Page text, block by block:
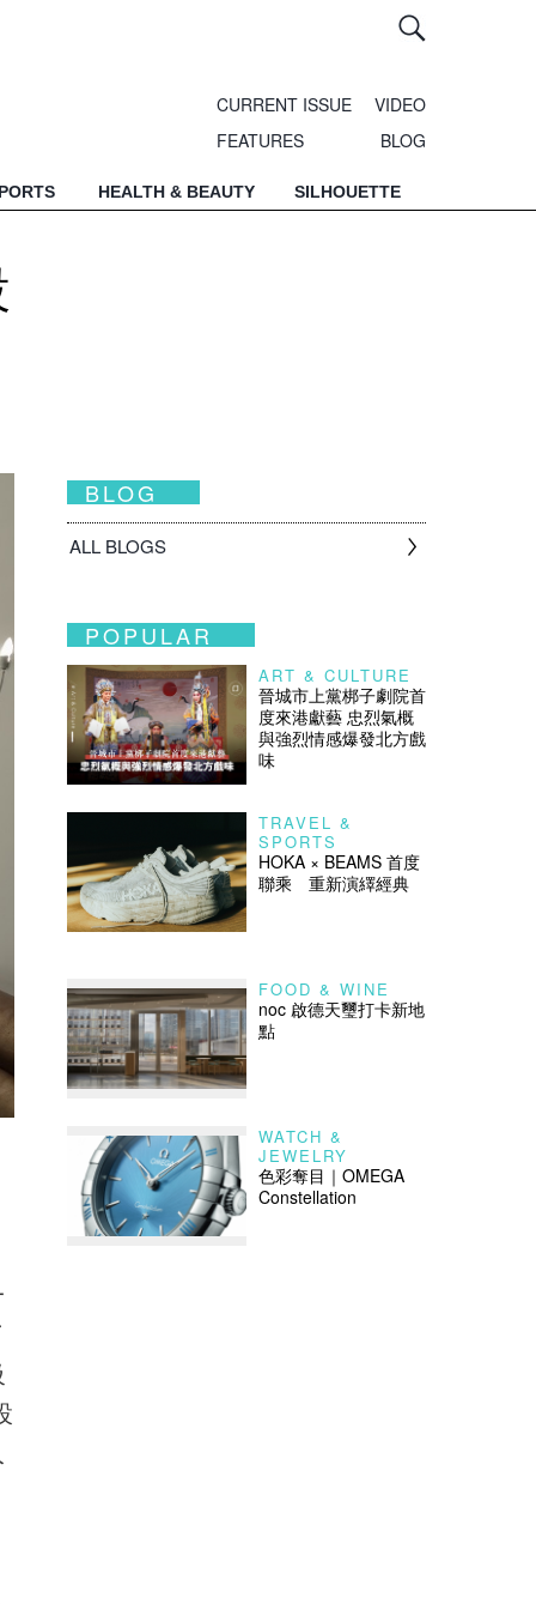
CURRENT ISSUE
VIDEO
FEATURES
BLOG
HEALTH & BEAUTY SILHOUETTE
BLOG
ALL BLOGS
POPULAR
ART & CULTURE
晉城市上黨梆子劇院首
度來港獻藝 忠烈氣概
與強烈情感爆發北方戲
味
TRAVEL &
SPORTS
HOKA × BEAMS 首度
聯乘 重新演繹經典
FOOD & WINE
noc 啟德天璽打卡新地
點
WATCH &
JEWELRY
色彩奪目｜OMEGA
Constellation